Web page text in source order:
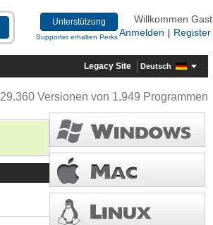
Unterstützung
Supporter erhalten Perks
Willkommen Gast
Anmelden
Register
Legacy Site Deutsch
29.360 Versionen von 1.949 Programmen